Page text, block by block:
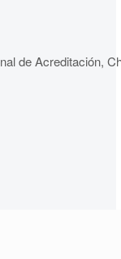
de Acreditación,